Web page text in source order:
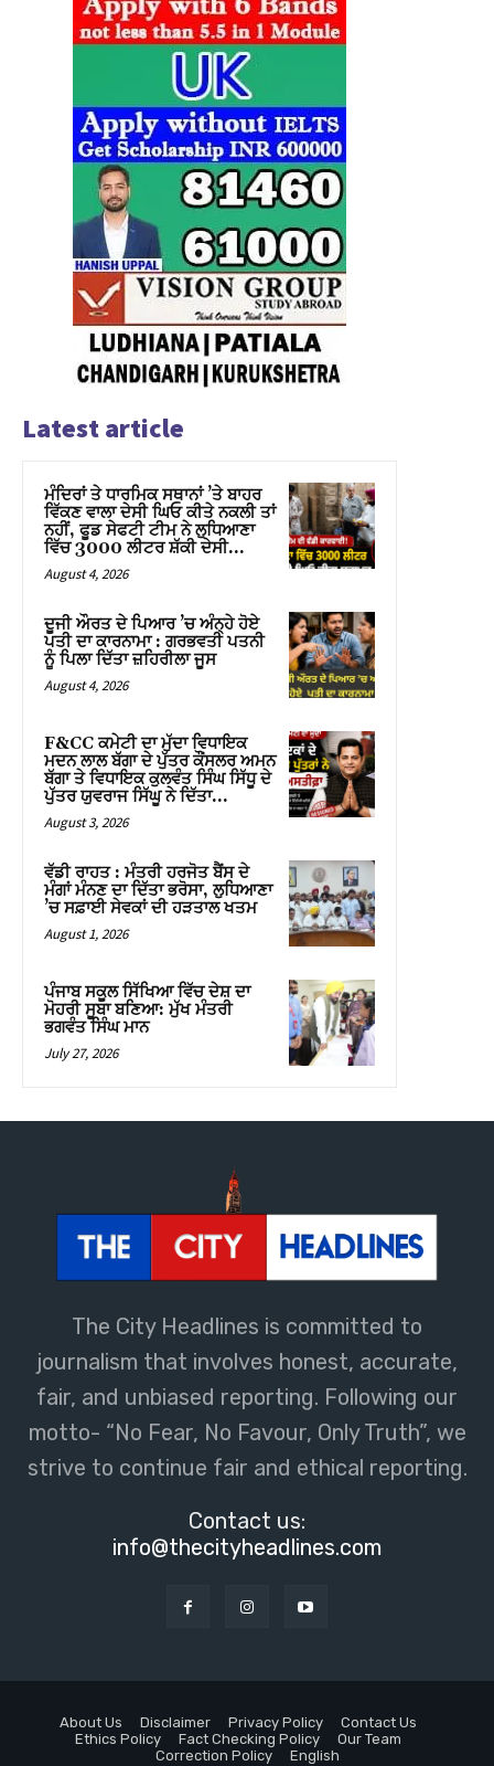
The City Headlines is committed to
journalism that involves honest, accurate,
fair, and unbiased reporting. Following our
motto- “No Fear, No Favour, Only Truth”, we
strive to continue fair and ethical reporting.
Contact us:
info@thecityheadlines.com
About Us Disclaimer Privacy Policy
Contact Us
Ethics Policy
Fact Checking Policy
Our Team
Correction Policy
English